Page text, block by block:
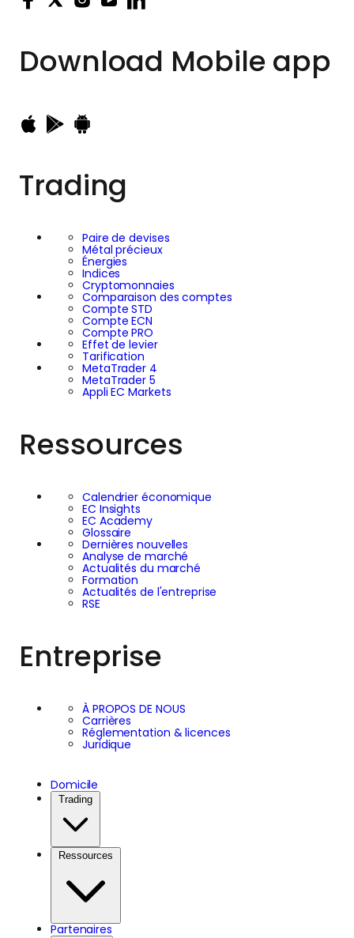
Download Mobile app
Trading
Paire de devises
Métal précieux
Énergies
Indices
Cryptomonnaies
Comparaison des comptes
Compte STD
Compte ECN
Compte PRO
Effet de levier
Tarification
MetaTrader 4
MetaTrader 5
Appli EC Markets
Ressources
Calendrier économique
EC Insights
EC Academy
Glossaire
Dernières nouvelles
Analyse de marché
Actualités du marché
Formation
Actualités de l'entreprise
RSE
Entreprise
À PROPOS DE NOUS
Carrières
Réglementation & licences
Juridique
Domicile
Trading
Ressources
Partenaires